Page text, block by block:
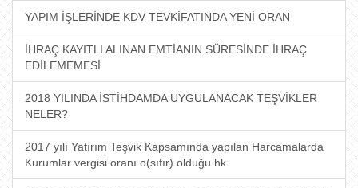
YAPIM İŞLERİNDE KDV TEVKİFATINDA YENİ ORAN
İHRAÇ KAYITLI ALINAN EMTİANIN SÜRESİNDE İHRAÇ
EDİLEMEMESİ
2018 YILINDA İSTİHDAMDA UYGULANACAK TEŞVİKLER
NELER?
2017 yılı Yatırım Teşvik Kapsamında yapılan Harcamalarda
Kurumlar vergisi oranı o(sıfır) olduğu hk.